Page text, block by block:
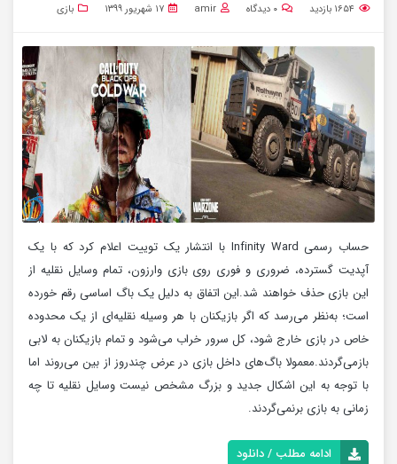
۱۶۵۴ بازدید ۰ دیدگاه amir ۱۷ شهریور ۱۳۹۹ بازی
حساب رسمی Infinity Ward با انتشار یک توییت اعلام کرد که با یک
آپدیت گسترده، ضروری و فوری روی بازی وارزون، تمام وسایل نقلیه از
این بازی حذف خواهند شد.این اتفاق به دلیل یک باگ اساسی رقم خورده
است؛‌ به‌نظر می‌رسد که اگر بازیکنان با هر وسیله نقلیه‌ای از یک محدوده
خاص در بازی خارج شود، کل سرور خراب می‌شود و تمام بازیکنان به لابی
بازمی‌گردند.‌معمولا باگ‌های داخل بازی در عرض چندروز از بین می‌روند اما
با توجه به این اشکال جدید و بزرگ مشخص نیست وسایل نقلیه تا چه
زمانی به بازی برنمی‌گردند.
ادامه مطلب / دانلود